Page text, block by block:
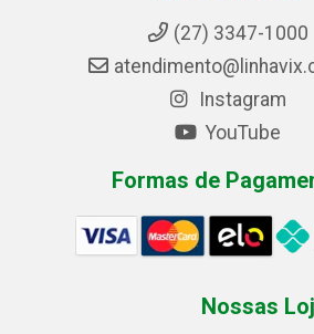
(27) 3347-1000
Instagram
YouTube
Formas de
Nossas